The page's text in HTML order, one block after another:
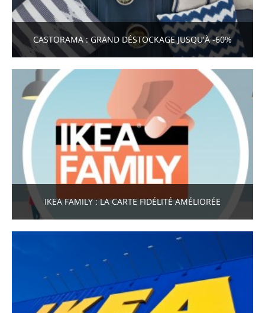
CASTORAMA : GRAND DÉSTOCKAGE JUSQU'À -60%
IKEA FAMILY : LA CARTE FIDÉLITÉ AMÉLIORÉE